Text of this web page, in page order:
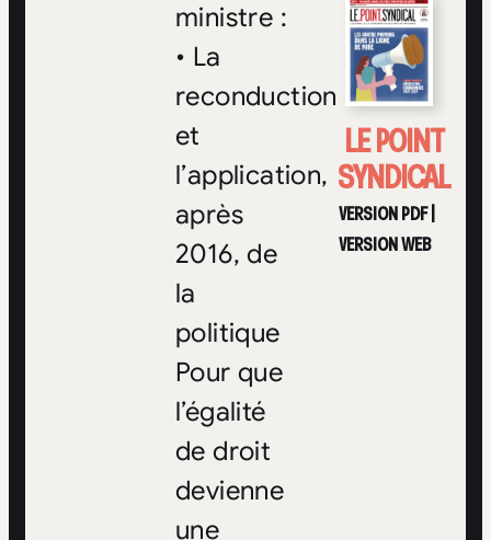
LE POINT
SYNDICAL
VERSION PDF|
VERSION WEB
ministre :
• La
reconduction
et
l’application,
après
2016, de
la
politique
Pour que
l’égalité
de droit
devienne
une